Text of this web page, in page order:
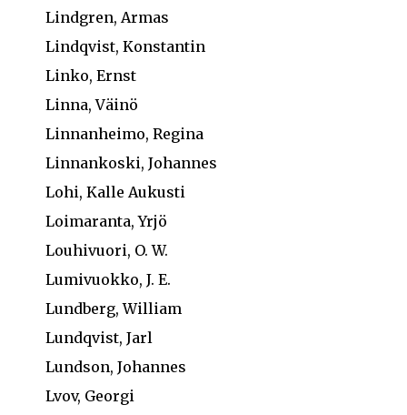
Lindgren, Armas
Lindqvist, Konstantin
Linko, Ernst
Linna, Väinö
Linnanheimo, Regina
Linnankoski, Johannes
Lohi, Kalle Aukusti
Loimaranta, Yrjö
Louhivuori, O. W.
Lumivuokko, J. E.
Lundberg, William
Lundqvist, Jarl
Lundson, Johannes
Lvov, Georgi